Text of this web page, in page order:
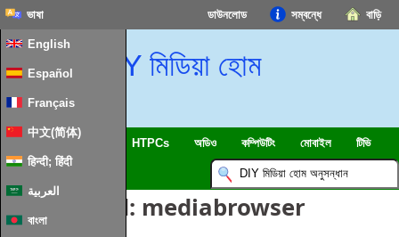
বাড়ি
সম্বন্ধে
ডাউনলোড
ভাষা
English
Español
Français
中文(简体)
हिन्दी; हिंदी
العربية
বাংলা
DIY মিডিয়া হোম
SmartHome & IOT HTPCs অডিও কম্পিউটিং মোবাইল টিভি
পোস্ট Tagged: mediabrowser